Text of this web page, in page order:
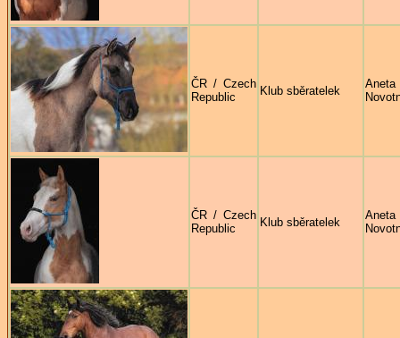
ČR / Czech
Republic
Klub sběratelek
Aneta
ČR / Czech
Republic
Klub sběratelek
Aneta